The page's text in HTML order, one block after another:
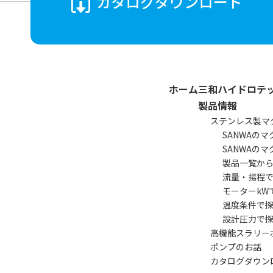
ホーム三和ハイドロテ
製品情報
ステンレス製マ
SANWAのマ
SANWAのマ
製品一覧か
流量・揚程
モーターkW
温度条件で
設計圧力で
高機能スラリー
ポンプのお話
カタログダウン